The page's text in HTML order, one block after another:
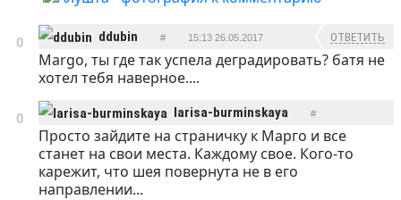
0 ddubin # 15:13 26.05.2017 ОТВЕТИТЬ
Margo, ты где так успела деградировать? батя не
хотел тебя наверное....
0 larisa-burminskaya #
16:01 26.05.2017 ОТВЕТИТЬ
Просто зайдите на страничку к Марго и все
станет на свои места. Каждому свое. Кого-то
карежит, что шея повернута не в его
направлении...